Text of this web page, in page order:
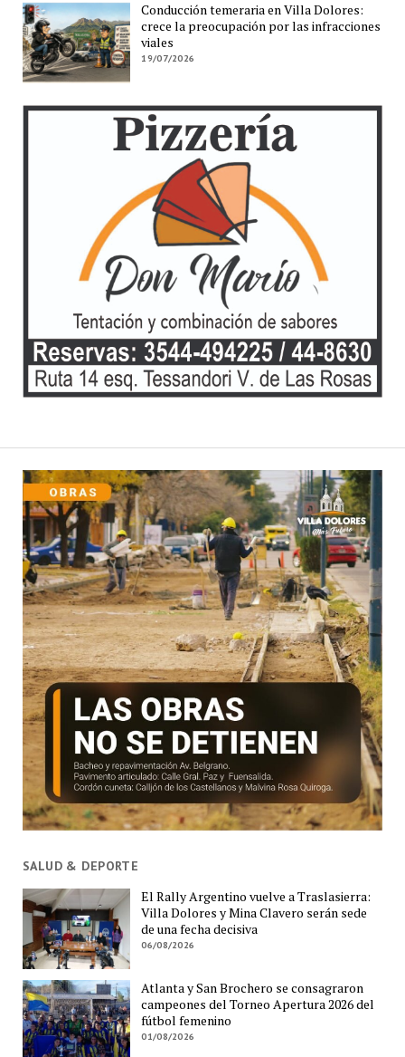
Conducción temeraria en Villa Dolores:
crece la preocupación por las infracciones
viales
19/07/2026
SALUD & DEPORTE
El Rally Argentino vuelve a Traslasierra:
Villa Dolores y Mina Clavero serán sede
de una fecha decisiva
06/08/2026
Atlanta y San Brochero se consagraron
campeones del Torneo Apertura 2026 del
fútbol femenino
01/08/2026